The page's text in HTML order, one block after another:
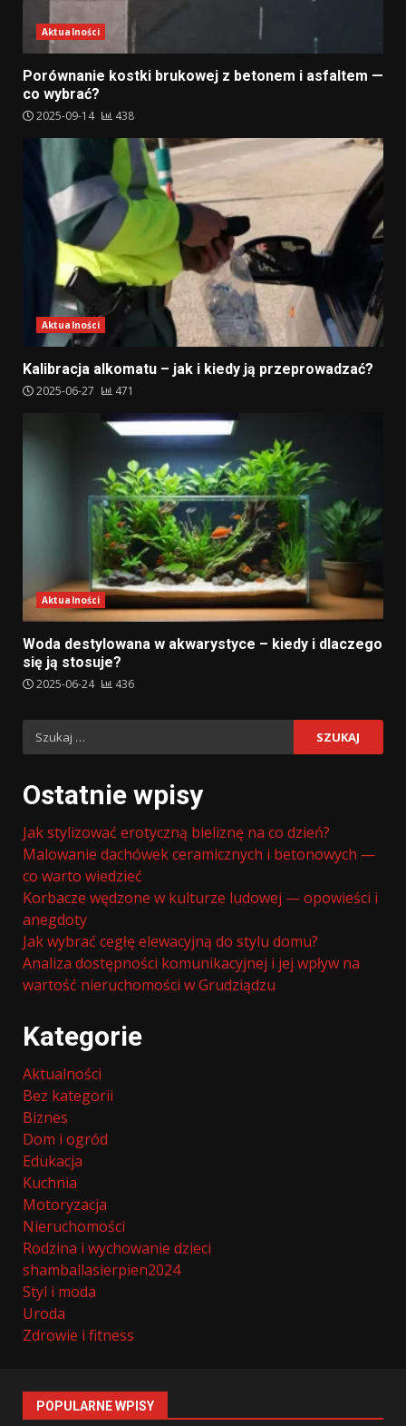
Aktualności
Porównanie kostki brukowej z betonem i asfaltem —
co wybrać?
2025-09-14 438
Aktualności
Kalibracja alkomatu – jak i kiedy ją przeprowadzać?
2025-06-27 471
Aktualności
Woda destylowana w akwarystyce – kiedy i dlaczego
się ją stosuje?
2025-06-24 436
Szukaj:
Ostatnie wpisy
Jak stylizować erotyczną bieliznę na co dzień?
Malowanie dachówek ceramicznych i betonowych —
co warto wiedzieć
Korbacze wędzone w kulturze ludowej — opowieści i
anegdoty
Jak wybrać cegłę elewacyjną do stylu domu?
Analiza dostępności komunikacyjnej i jej wpływ na
wartość nieruchomości w Grudziądzu
Kategorie
Aktualności
Bez kategorii
Biznes
Dom i ogród
Edukacja
Kuchnia
Motoryzacja
Nieruchomości
Rodzina i wychowanie dzieci
shamballasierpien2024
Styl i moda
Uroda
Zdrowie i fitness
POPULARNE WPISY